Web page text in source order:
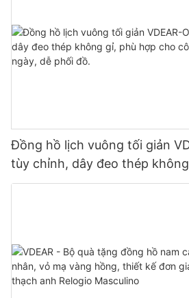
Đồng hồ lịch vuông tối giản
tùy chỉnh, dây đeo thép
công sở và sử dụng hàng